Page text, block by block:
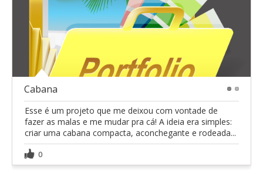
Cabana
Esse é um projeto que me deixou com vontade de
fazer as malas e me mudar pra cá! A ideia era simples:
criar uma cabana compacta, aconchegante e rodeada...
0